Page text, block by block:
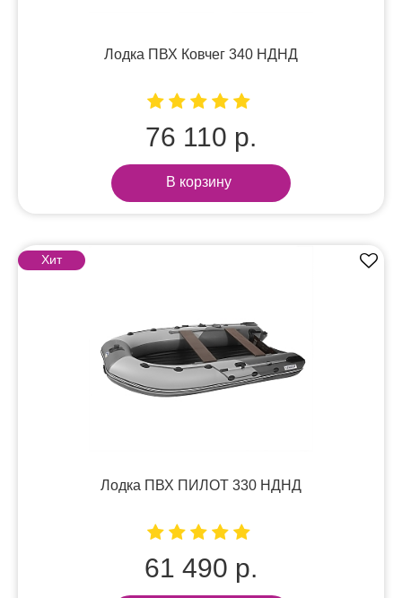
Лодка ПВХ Ковчег 340 НДНД
76 110 р.
В корзину
Хит
Лодка ПВХ ПИЛОТ 330 НДНД
61 490 р.